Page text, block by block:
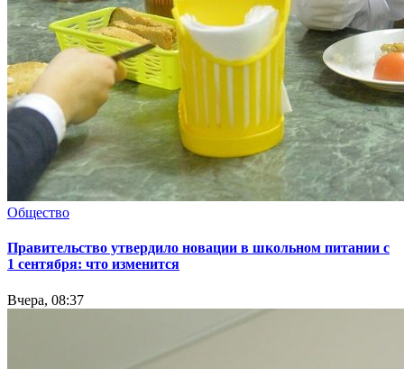
Общество
Правительство утвердило новации в школьном питании с
1 сентября: что изменится
Вчера, 08:37